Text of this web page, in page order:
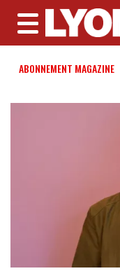
MENU
ABONNEMENT MAGAZINE